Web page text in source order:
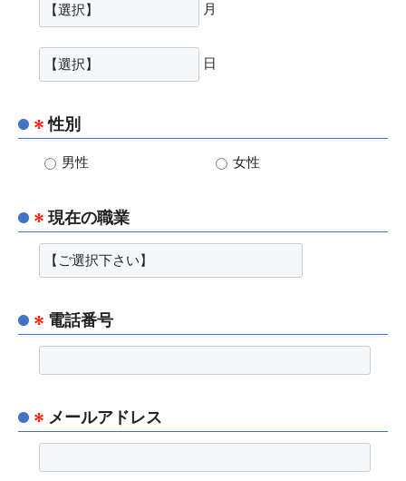
月
日
性別
男性 女性
現在の職業
電話番号
メールアドレス